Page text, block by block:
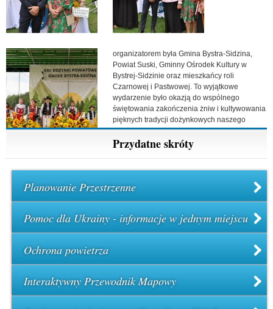
organizatorem była Gmina Bystra-Sidzina,
Powiat Suski, Gminny Ośrodek Kultury w
Bystrej-Sidzinie oraz mieszkańcy roli
Czarnowej i Pastwowej. To wyjątkowe
wydarzenie było okazją do wspólnego
świętowania zakończenia żniw i kultywowania
pięknych tradycji dożynkowych naszego
regionu. Fot. Jan Motor
Przydatne skróty
Planowanie Przestrzenne
Pomoc dla Ukrainy - informacje w jednym miejscu
Ochrona powietrza
Interaktywny Przewodnik Mapowy